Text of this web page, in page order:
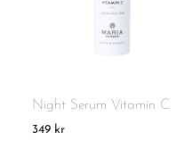
Night Serum Vitamin C
349 kr